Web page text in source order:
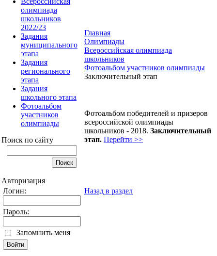
олимпиада
школьников
2022/23
Задания
муниципального
этапа
Задания
регионального
этапа
Задания
школьного этапа
Фотоальбом
участников
олимпиады
Поиск по сайту
Авторизация
Логин:
Пароль:
Запомнить меня
Главная
Олимпиады
Всероссийская олимпиада
школьников
Фотоальбом участников олимпиады
Заключительный этап
Фотоальбом победителей и призеров
всероссийской олимпиады
школьников - 2018. Заключительный
этап. Перейти >>
Назад в раздел